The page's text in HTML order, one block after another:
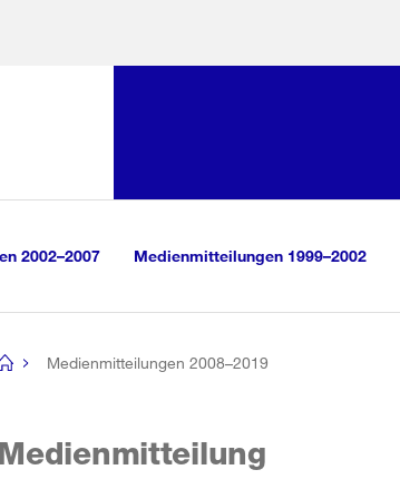
2002–2007 Medienmitteilungen 1999–2002
Medienmitteilungen 2008–2019